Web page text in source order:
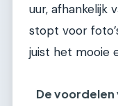
uur, afhankelijk
stopt voor
juist het mooie
De voordelen